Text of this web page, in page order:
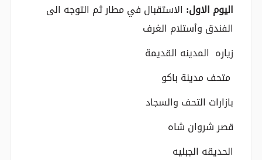
اليوم الاول: الاستقبال في مطار ثم التوجه الى
الفندق وأستلام الغرف
زياره المدينه القديمة
متحف مدينة باكو
بازارات التحف والسجاد
قصر شروان شاه
الحديقه الجبليه